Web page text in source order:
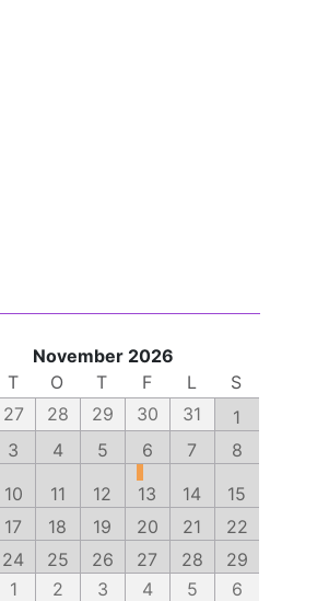
November 2026
T O T F L
S
27 28 29 30 31
1
3 4 5 6 7
8
10 11 12 13 14
15
17 18 19 20 21
22
24 25 26 27 28
29
1 2 3 4 5 6